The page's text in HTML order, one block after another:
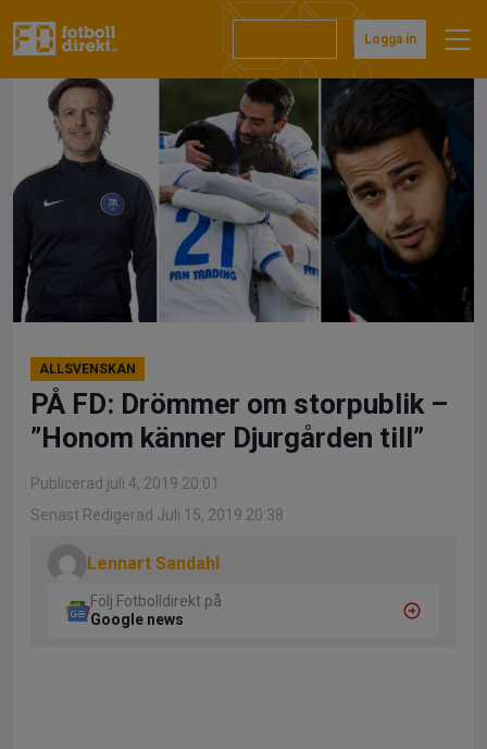
till
Logga in
ALLSVENSKAN
PÅ FD: Drömmer om storpublik –
”Honom känner Djurgården till”
Publicerad juli 4, 2019 20:01
Senast Redigerad Juli 15, 2019 20:38
Lennart Sandahl
Följ Fotbolldirekt på
Google news